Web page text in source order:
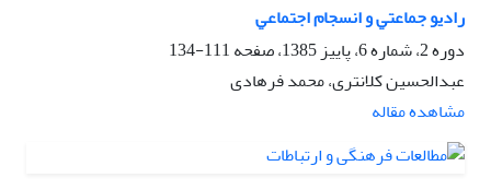
رادﻳﻮ ﺟﻤﺎﻋﺘﻲ و اﻧﺴﺠﺎم اﺟﺘﻤﺎﻋﻲ
دوره 2، شماره 6، پاییز 1385، صفحه
111-134
عبدالحسین کلانتری، محمد فرهادی
مشاهده مقاله